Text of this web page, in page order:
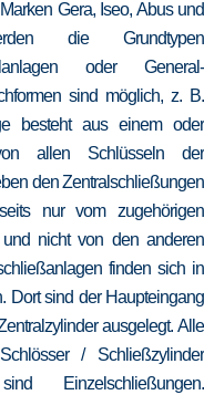
Gera, Iseo, Abus und
die Grundtypen
oder General-
sind möglich, z. B.
besteht aus einem oder
allen Schlüsseln der
den Zentralschließungen
nur vom zugehörigen
nicht von den anderen
finden sich in
Dort sind der Haupteingang
ausgelegt. Alle
/ Schließzylinder
Einzelschließungen.